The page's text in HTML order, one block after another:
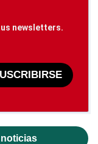
newsletters.